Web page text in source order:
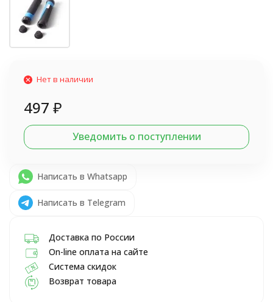
Нет в наличии
497 ₽
Уведомить о поступлении
Написать в Whatsapp
Написать в Telegram
Доставка по России
On-line оплата на сайте
Система скидок
Возврат товара